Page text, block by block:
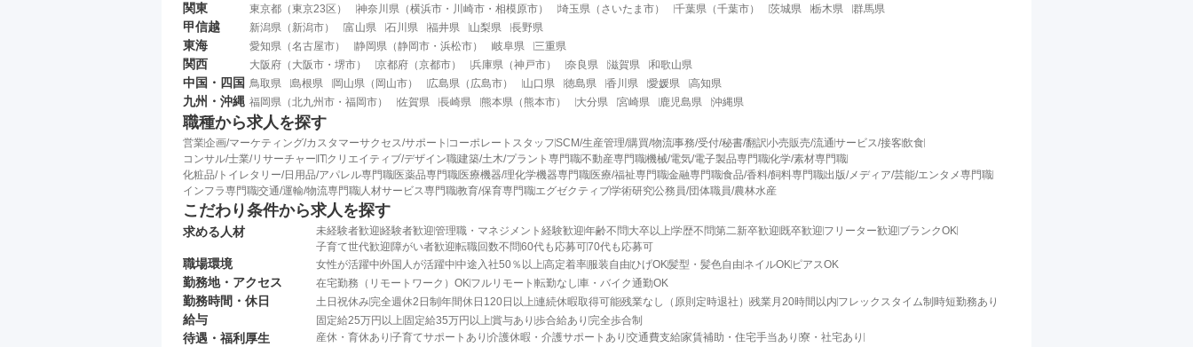
関東 東京都 （東京23区 ） 神奈川県 （横浜市 ・ 川崎市 ・ 相模原市） 埼玉県 （ さいたま市） 千葉県 （千葉市） 茨城県 栃木県 群馬県
甲信越 新潟県 （ 新潟市） 富山県 石川県 福井県 山梨県 長野県
東海 愛知県 （名古屋市） 静岡県 （静岡市 ・ 浜松市） 岐阜県 三重県
関西 大阪府 （ 大阪市 ・ 堺市） 京都府 （京都市） 兵庫県 （神戸市） 奈良県 滋賀県 和歌山県
中国・四国 鳥取県 島根県 岡山県 （ 岡山市） 広島県 （ 広島市） 山口県 徳島県 香川県 愛媛県 高知県
九州・沖縄 福岡県 （北九州市 ・ 福岡市） 佐賀県 長崎県 熊本県 （熊本市） 大分県 宮崎県 鹿児島県 沖縄県
職種から求人を探す
営業企画/マーケティング/カスタマーサクセス/サポート コーポレートスタッフSCM/生産管理/購買/物流事務/受付/秘書/翻訳小売販売/流通サービス/接客飲食
コンサル/士業/リサーチャー ITクリエイティブ/デザイン職建築/土木/プラント専門職不動産専門職機械/電気/電子製品専門職化学/素材専門職
化粧品/トイレタリー/日用品/アパレル専門職 医薬品専門職 医療機器/理化学機器専門職 医療/福祉専門職金融専門職食品/香料/飼料専門職出版/メディア/芸能/エンタメ専門職
インフラ専門職交通/運輸/物流専門職 人材サービス専門職教育/保育専門職エグゼクティブ学術研究公務員/団体職員/農林水産
こだわり条件から求人を探す
求める人材 未経験者歓迎経験者歓迎管理職・マネジメント経験歓迎年齢不問 大卒以上学歴不問第二新卒歓迎 既卒歓迎 フリーター歓迎 ブランクOK
子育て世代歓迎 障がい者歓迎転職回数不問60代も応募可70代も応募可
職場環境 女性が活躍中外国人が活躍中中途入社50％以上高定着率服装自由ひげOK髪型・髪色自由 ネイルOK ピアスOK
勤務地・アクセス 在宅勤務（リモートワーク）OK フルリモート 転勤なし 車・バイク通勤OK
勤務時間・休日 土日祝休み完全週休2日制年間休日120日以上連続休暇取得可能残業なし（原則定時退社） 残業月20時間以内 フレックスタイム制時短勤務あり
給与 固定給25万円以上 固定給35万円以上賞与あり 歩合給あり 完全歩合制
待遇・福利厚生 産休・育休あり 子育てサポートあり 介護休暇・介護サポートあり 交通費支給家賃補助・住宅手当あり 寮・社宅あり